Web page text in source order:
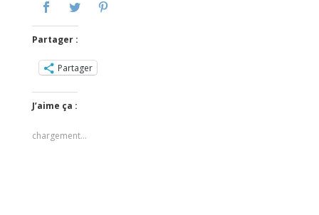
Partager :
Partager
J’aime ça :
chargement…